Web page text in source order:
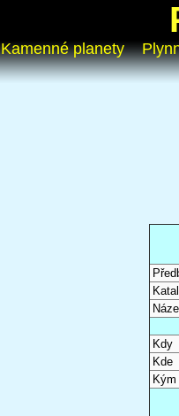
Kamenné planety
Kdy
Kde
Kým